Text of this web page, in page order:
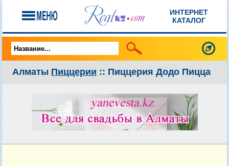
ИНТЕРНЕТ
КАТАЛОГ
Алматы Пиццерии :: Пиццерия Додо Пицца